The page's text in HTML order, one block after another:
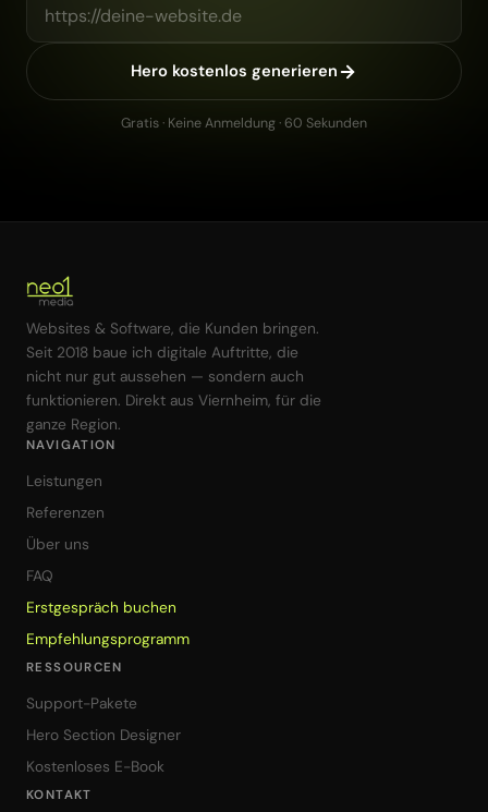
Hero kostenlos generieren
Gratis · Keine Anmeldung · 60 Sekunden
Websites & Software, die Kunden bringen.
Seit 2018 baue ich digitale Auftritte, die
nicht nur gut aussehen — sondern auch
funktionieren. Direkt aus Viernheim, für die
ganze Region.
NAVIGATION
Leistungen
Referenzen
Über uns
FAQ
Erstgespräch buchen
Empfehlungsprogramm
RESSOURCEN
Support-Pakete
Hero Section Designer
Kostenloses E-Book
KONTAKT